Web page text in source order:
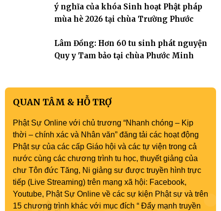
ý nghĩa của khóa Sinh hoạt Phật pháp
mùa hè 2026 tại chùa Trường Phước
Lâm Đồng: Hơn 60 tu sinh phát nguyện
Quy y Tam bảo tại chùa Phước Minh
QUAN TÂM & HỖ TRỢ
Phật Sự Online với chủ trương “Nhanh chóng – Kịp
thời – chính xác và Nhân văn” đăng tải các hoạt động
Phật sự của các cấp Giáo hội và các tự viện trong cả
nước cùng các chương trình tu học, thuyết giảng của
chư Tôn đức Tăng, Ni giảng sư được truyền hình trực
tiếp (Live Streaming) trên mạng xã hội: Facebook,
Youtube, Phật Sự Online về các sự kiện Phật sự và trên
15 chương trình khác với mục đích “ Đẩy mạnh truyền